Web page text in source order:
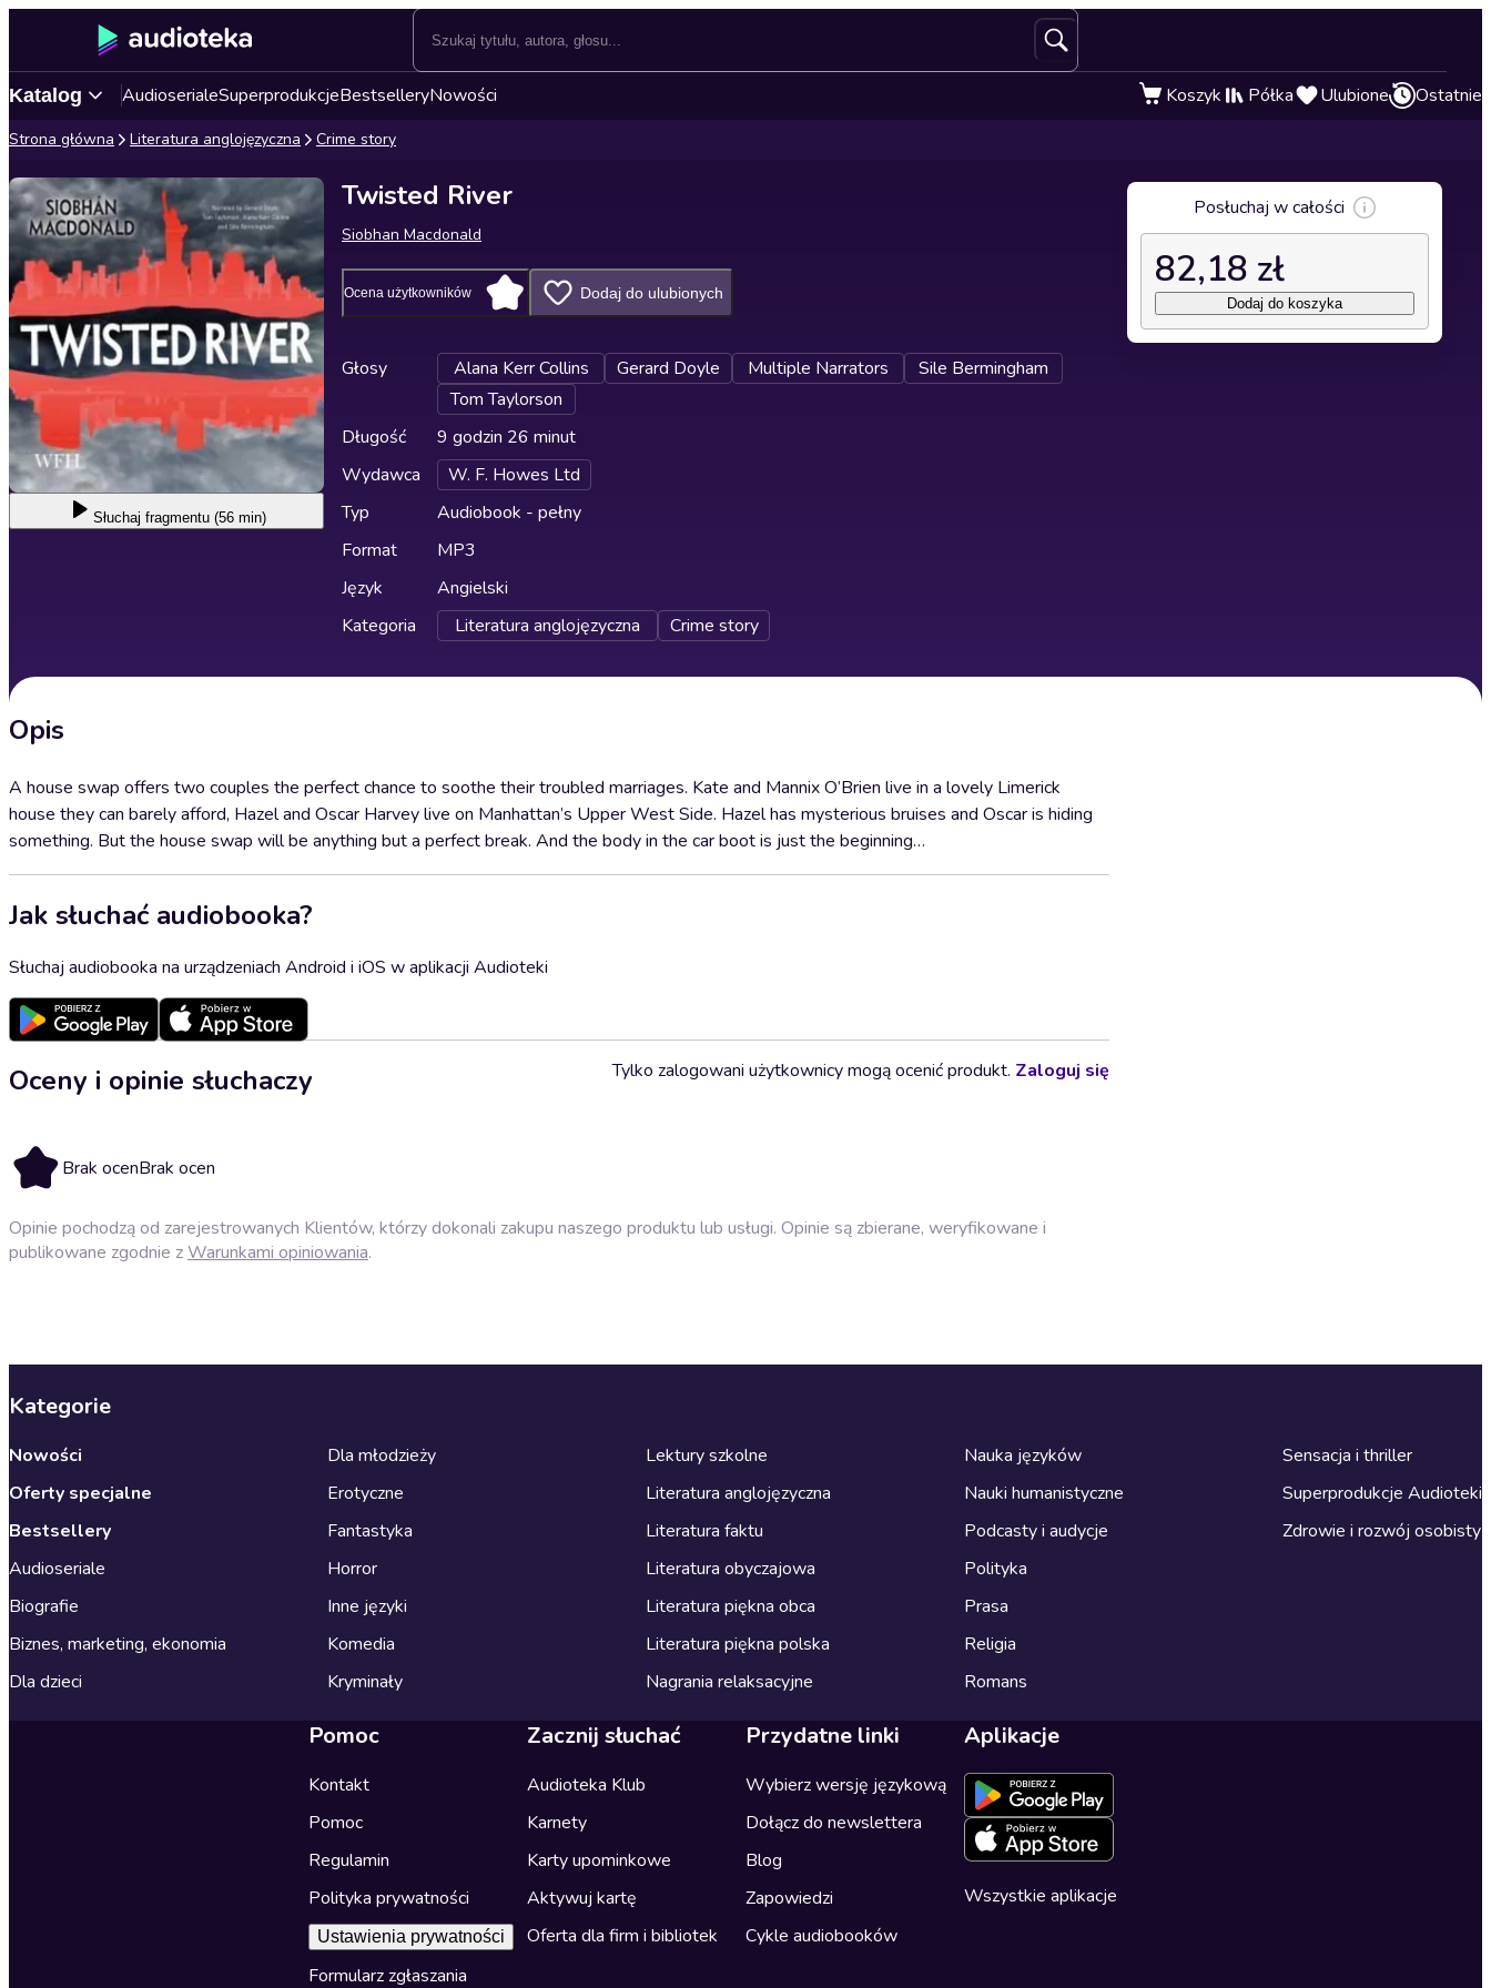
Katalog AudioserialeSuperprodukcjeBestselleryNowości Koszyk Półka Ulubione Ostatnie
Strona główna Literatura anglojęzyczna Crime story
Słuchaj fragmentu (56 min)
Twisted River
Siobhan Macdonald
Ocena użytkowników Dodaj do ulubionych
Głosy Alana Kerr Collins Gerard Doyle Multiple Narrators
Sile Bermingham
Tom Taylorson
Długość
9 godzin 26 minut
Wydawca
W. F. Howes Ltd
Typ
Audiobook - pełny
Format
MP3
Język
Angielski
Kategoria
Literatura anglojęzyczna Crime story
Opis
A house swap offers two couples the perfect chance to soothe their troubled marriages. Kate and Mannix O’Brien live in a lovely Limerick
house they can barely afford, Hazel and Oscar Harvey live on Manhattan’s Upper West Side. Hazel has mysterious bruises and Oscar is hiding
something. But the house swap will be anything but a perfect break. And the body in the car boot is just the beginning…
Jak słuchać audiobooka?
Słuchaj audiobooka na urządzeniach Android i iOS w aplikacji Audioteki
Oceny i opinie słuchaczy
Brak ocenBrak ocen
Tylko zalogowani użytkownicy mogą ocenić produkt. Zaloguj się
Opinie pochodzą od zarejestrowanych Klientów, którzy dokonali zakupu naszego produktu lub usługi. Opinie są zbierane, weryfikowane i
publikowane zgodnie zWarunkami opiniowania.
Posłuchaj w całości
82,18 zł
Dodaj do koszyka
Kategorie
Nowości
Oferty specjalne
Bestsellery
Audioseriale
Biografie
Biznes, marketing, ekonomia
Dla dzieci
Dla młodzieży
Erotyczne
Fantastyka
Horror
Inne języki
Komedia
Kryminały
Lektury szkolne
Literatura anglojęzyczna
Literatura faktu
Literatura obyczajowa
Literatura piękna obca
Literatura piękna polska
Nagrania relaksacyjne
Nauka języków
Nauki humanistyczne
Podcasty i audycje
Polityka
Prasa
Religia
Romans
Sensacja i thriller
Superprodukcje Audioteki
Zdrowie i rozwój osobisty
Pomoc
Kontakt
Pomoc
Regulamin
Polityka prywatności
Ustawienia prywatności
Formularz zgłaszania
Zacznij słuchać
Audioteka Klub
Karnety
Karty upominkowe
Aktywuj kartę
Oferta dla firm i bibliotek
Przydatne linki
Wybierz wersję językową
Dołącz do newslettera
Blog
Zapowiedzi
Cykle audiobooków
Aplikacje
Wszystkie aplikacje